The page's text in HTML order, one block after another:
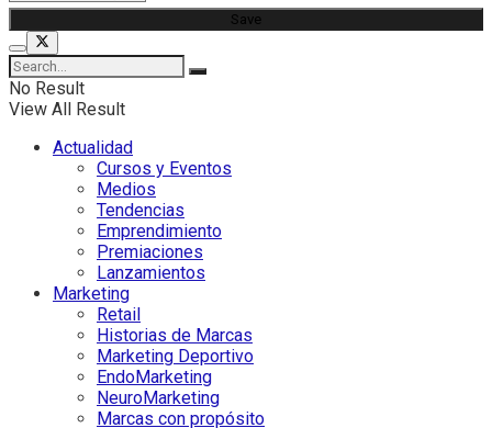
No Result
View All Result
Actualidad
Cursos y Eventos
Medios
Tendencias
Emprendimiento
Premiaciones
Lanzamientos
Marketing
Retail
Historias de Marcas
Marketing Deportivo
EndoMarketing
NeuroMarketing
Marcas con propósito